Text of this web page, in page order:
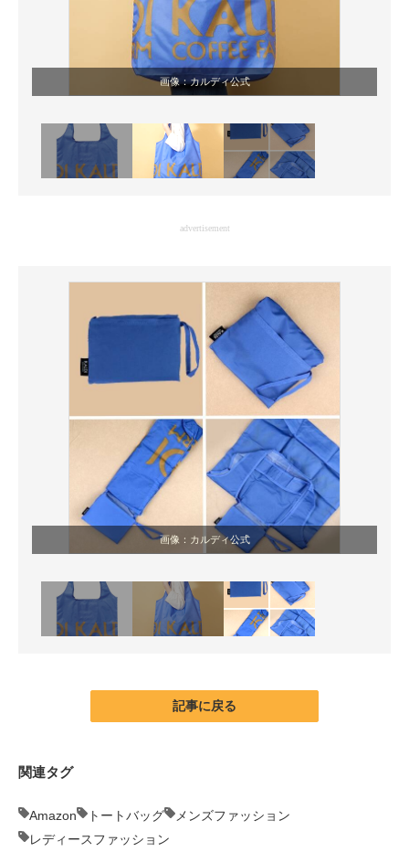
建設×テクノロジーの最前線
ちょっと気になるネットの話題
画像：カルディ公式
advertisement
画像：カルディ公式
記事に戻る
関連タグ
Amazon トートバッグ
メンズファッション
レディースファッション